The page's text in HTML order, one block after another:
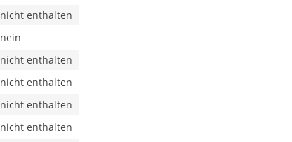
nicht enthalten
nein
nicht enthalten
nicht enthalten
nicht enthalten
nicht enthalten